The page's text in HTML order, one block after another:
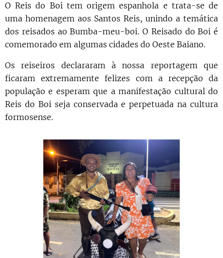
O Reis do Boi tem origem espanhola e trata-se de
uma homenagem aos Santos Reis, unindo a temática
dos reisados ao Bumba-meu-boi. O Reisado do Boi é
comemorado em algumas cidades do Oeste Baiano.
Os reiseiros declararam à nossa reportagem que
ficaram extremamente felizes com a recepção da
população e esperam que a manifestação cultural do
Reis do Boi seja conservada e perpetuada na cultura
formosense.